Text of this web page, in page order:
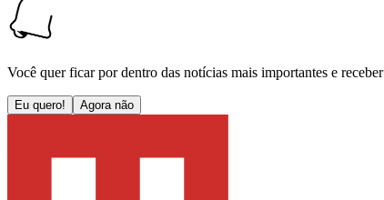
Você quer ficar por dentro das notícias mais importantes e receber
Eu quero! Agora não